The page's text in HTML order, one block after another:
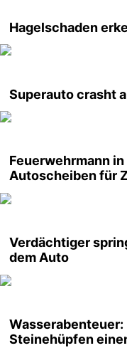
Hagelschaden
Superauto crasht
Feuerwehrmann
Autoscheiben für
Verdächtiger
dem Auto
Steinehüpfen